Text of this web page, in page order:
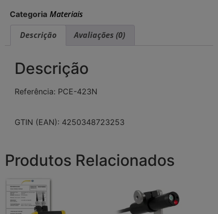
Categoria Materiais
Descrição
Avaliações (0)
Descrição
Referência: PCE-423N
GTIN (EAN): 4250348723253
Produtos Relacionados